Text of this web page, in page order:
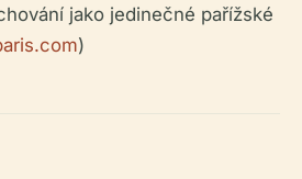
jako jedinečné pařížské
)